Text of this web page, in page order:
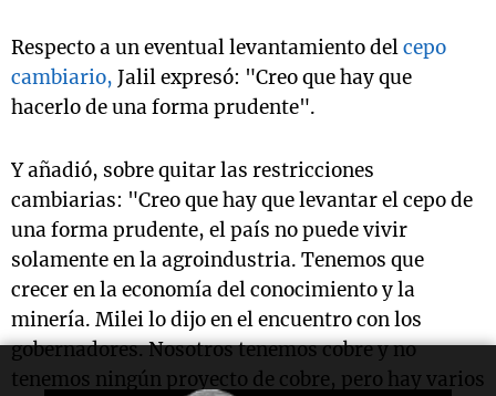
Respecto a un eventual levantamiento delcepo
cambiario, Jalil expresó: "Creo que hay que
hacerlo de una forma prudente".
Y añadió, sobre quitar las restricciones
cambiarias: "Creo que hay que levantar el cepo de
una forma prudente, el país no puede vivir
solamente en la agroindustria. Tenemos que
crecer en la economía del conocimiento y la
minería. Milei lo dijo en el encuentro con los
gobernadores. Nosotros tenemos cobre y no
tenemos ningún proyecto de cobre, pero hay varios